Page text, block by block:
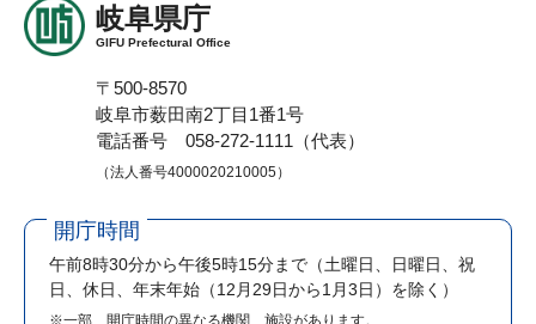
岐阜県庁
GIFU Prefectural Office
〒500-8570
岐阜市薮田南2丁目1番1号
電話番号 058-272-1111（代表）
（法人番号4000020210005）
開庁時間
午前8時30分から午後5時15分まで （土曜日、日曜日、祝
日、休日、年末年始（12月29日から1月3日）を除く）
※一部、開庁時間の異なる機関、施設があります。